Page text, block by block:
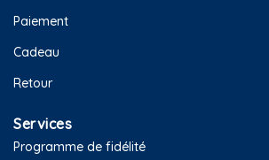
Paiement
Cadeau
Retour
Services
Programme de fidélité